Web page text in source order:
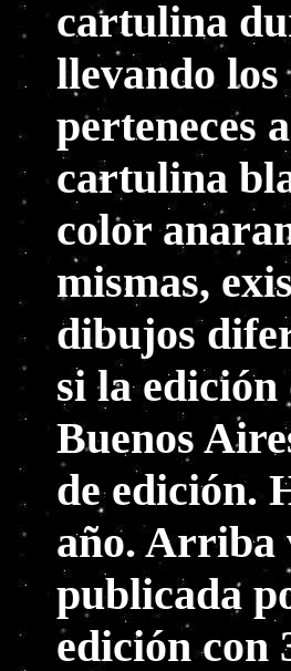
cartulina
llevando
perteneces
cartulina
color
mismas,
dibujos
si la edición
Buenos
de edición.
año. Arriba
publicada
edición con